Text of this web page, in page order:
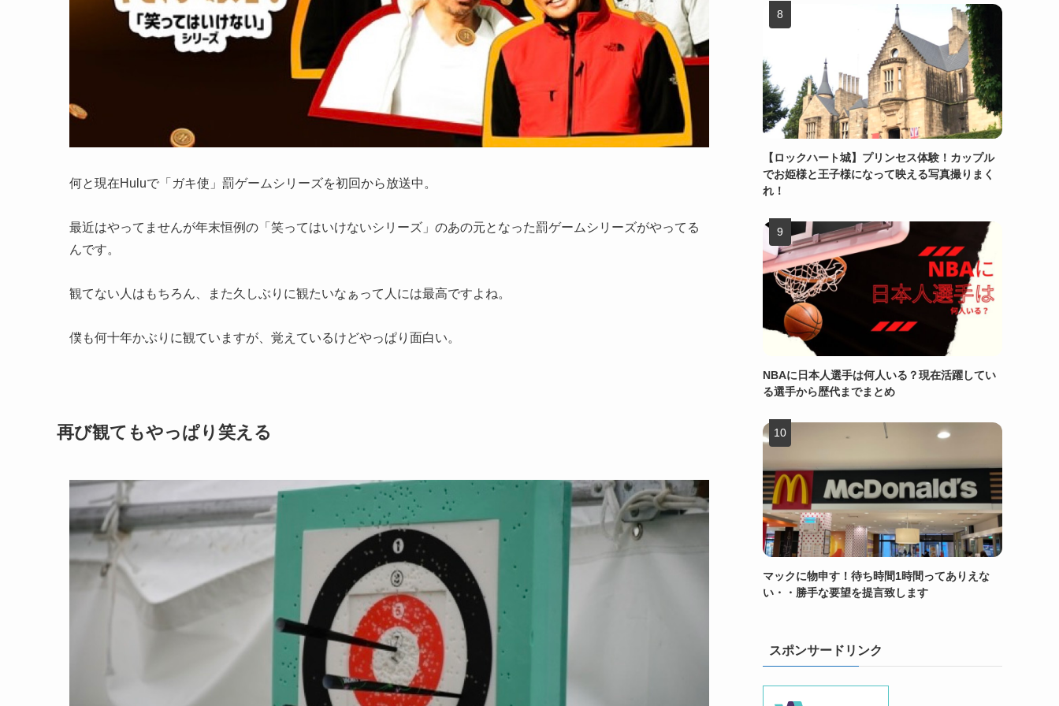
何と現在Huluで「ガキ使」罰ゲームシリーズを初回から放送中。
最近はやってませんが年末恒例の「笑ってはいけないシリーズ」のあの元となった罰ゲームシリーズがやってる
んです。
観てない人はもちろん、また久しぶりに観たいなぁって人には最高ですよね。
僕も何十年かぶりに観ていますが、覚えているけどやっぱり面白い。
再び観てもやっぱり笑える
【ロックハート城】プリンセス体験！カップル
でお姫様と王子様になって映える写真撮りまく
れ！
NBAに日本人選手は何人いる？現在活躍してい
る選手から歴代までまとめ
マックに物申す！待ち時間1時間ってありえな
い・・勝手な要望を提言致します
スポンサードリンク